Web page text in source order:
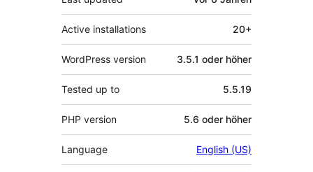
Active installations 20+
WordPress version 3.5.1 oder höher
Tested up to 5.5.19
PHP version 5.6 oder höher
Language English (US)